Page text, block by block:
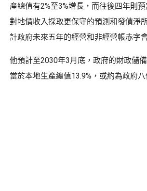
產總值有2%至3%增長，而往後四年則
對地價收入採取更保守的預測和發債淨
計政府未來五年的經營和非經營帳赤字
他預計至2030年3月底，政府的財政儲
當於本地生產總值13.9%，或約為政府八